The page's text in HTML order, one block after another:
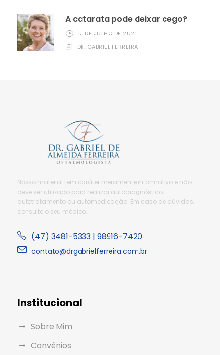
A catarata pode deixar cego?
13 DE JULHO DE 2021
DR. GABRIEL FERREIRA
Nosso material tem caráter meramente informativo e não
deve ser utilizado para realizar autodiagnóstico,
autotratamento ou automedicação. Em caso de dúvidas,
consulte o seu médico.
(47) 3481-5333 | 98916-7420
contato@drgabrielferreira.com.br
Institucional
Sobre Mim
Convênios